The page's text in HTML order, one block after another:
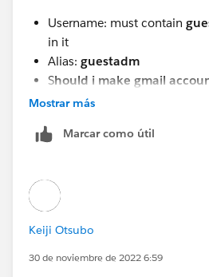
Username: must contain
in it
Alias: guestadm
Should i make gmail
Mostrar más
Marcar como útil
Keiji Otsubo
30 de noviembre de 2022 6:59